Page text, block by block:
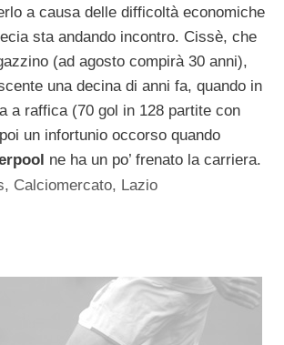
a causa delle difficoltà economiche
sta andando incontro. Cissè, che
(ad agosto compirà 30 anni),
una decina di anni fa, quando in
a raffica (70 gol in 128 partite con
un infortunio occorso quando
ne ha un po’ frenato la carriera.
, Calciomercato, Lazio